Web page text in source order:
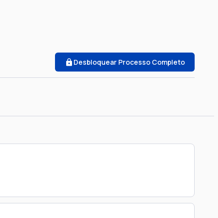
Desbloquear Processo Completo